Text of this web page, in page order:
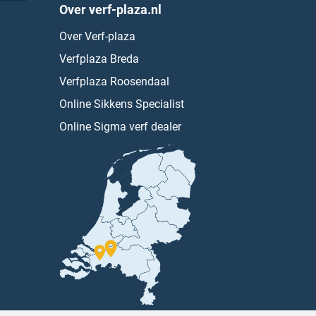
Over verf-plaza.nl
Over Verf-plaza
Verfplaza Breda
Verfplaza Roosendaal
Online Sikkens Specialist
Online Sigma verf dealer